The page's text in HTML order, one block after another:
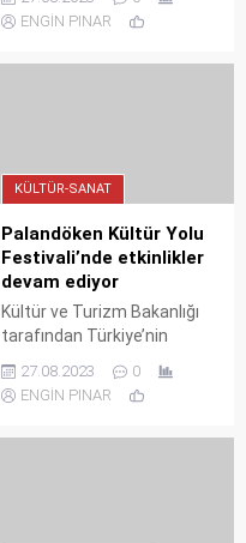
Halk Müziği’nin güçlü sesi
Zara ve Aliağalıların
ENGİN PINAR
KÜLTÜR-SANAT
Palandöken Kültür Yolu
Festivali’nde etkinlikler
devam ediyor
Kültür ve Turizm Bakanlığı
tarafından Türkiye’nin
katkıda bulunmak üzere bu
yıl 11 şehirde düzenlenen
27.08.2023
0
ENGİN PINAR